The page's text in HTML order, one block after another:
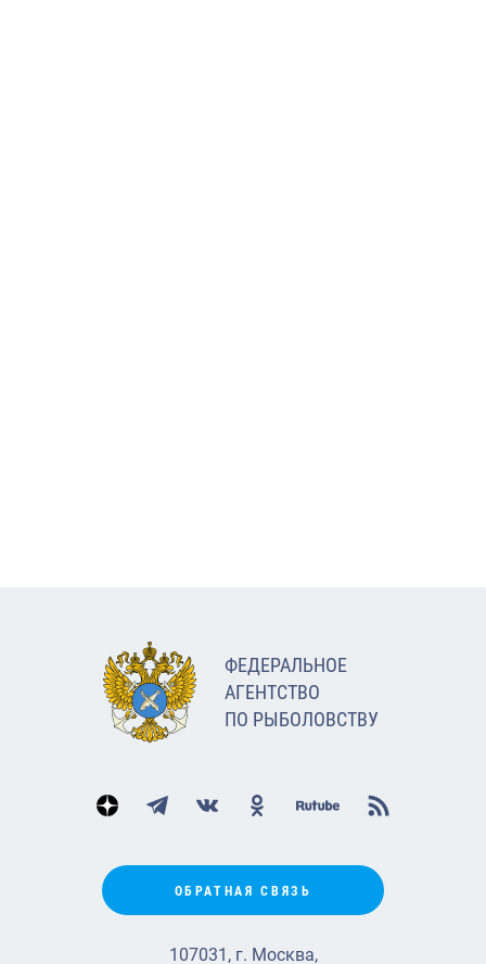
ФЕДЕРАЛЬНОЕ
АГЕНТСТВО
ПО РЫБОЛОВСТВУ
ОБРАТНАЯ СВЯЗЬ
107031, г. Москва,